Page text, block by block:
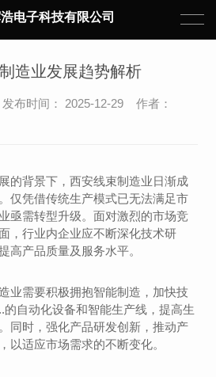
电子科技有限公司
造业发展趋势解析
布时间： 2025-12-29 作者：
的背景下，西安线束制造业日渐成
仅凭借传统生产模式已无法满足市
亟需转型升级。面对激烈的市场竞
，行业内企业应不断深化技术研
高产品质量及服务水平。
业需要积极拥抱智能制造，加快技
自动化设备和智能生产线，提高生
同时，强化产品研发创新，推动产
以适应市场需求的不断变化。